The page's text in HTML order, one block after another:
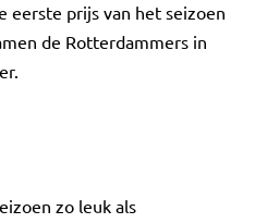
eerste prijs van het seizoen
de Rotterdammers in
zo leuk als